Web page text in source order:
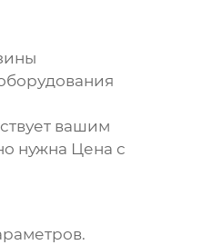
вашим
нужна Цена с